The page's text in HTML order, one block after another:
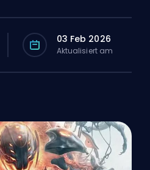
03 Feb 2026
Aktualisiert am